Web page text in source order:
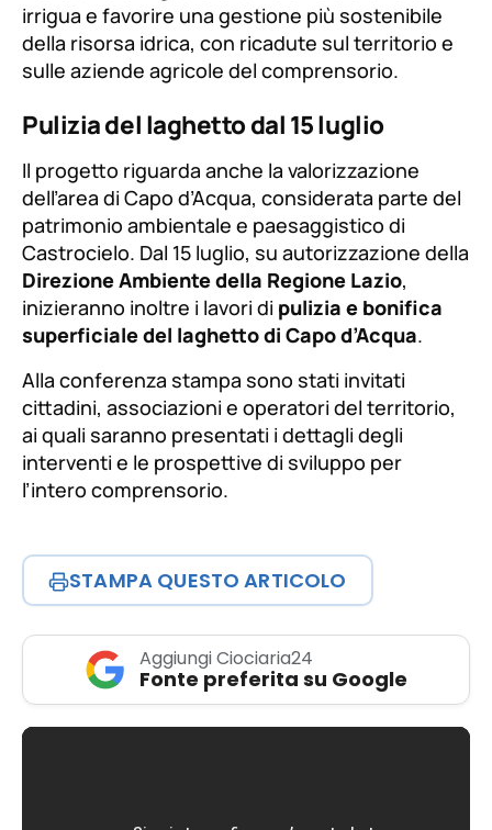
irrigua e favorire una gestione più sostenibile
della risorsa idrica, con ricadute sul territorio e
sulle aziende agricole del comprensorio.
Pulizia del laghetto dal 15 luglio
Il progetto riguarda anche la valorizzazione
dell’area di Capo d’Acqua, considerata parte del
patrimonio ambientale e paesaggistico di
Castrocielo. Dal 15 luglio, su autorizzazione della
Direzione Ambiente della Regione Lazio,
inizieranno inoltre i lavori di pulizia e bonifica
superficiale del laghetto di Capo d’Acqua.
Alla conferenza stampa sono stati invitati
cittadini, associazioni e operatori del territorio,
ai quali saranno presentati i dettagli degli
interventi e le prospettive di sviluppo per
l’intero comprensorio.
STAMPA QUESTO ARTICOLO
Aggiungi Ciociaria24
Fonte preferita su Google